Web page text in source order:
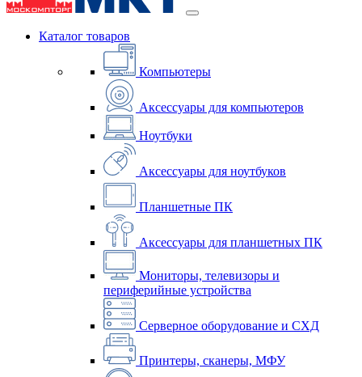
Каталог товаров
Компьютеры
Аксессуары для компьютеров
Ноутбуки
Аксессуары для ноутбуков
Планшетные ПК
Аксессуары для планшетных ПК
Мониторы, телевизоры и
периферийные устройства
Серверное оборудование и СХД
Принтеры, сканеры, МФУ